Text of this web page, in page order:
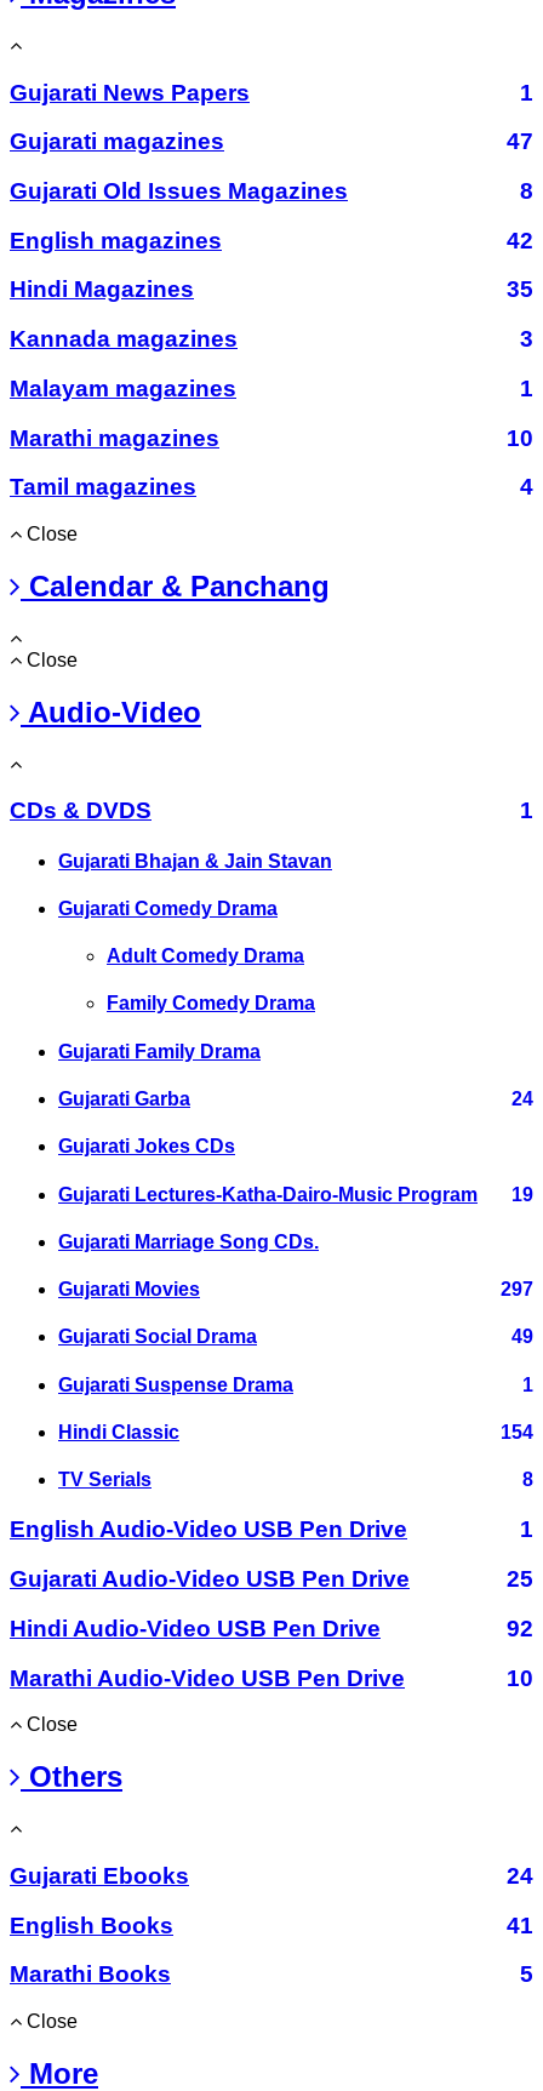
Gujarati News Papers
1
Gujarati magazines
47
Gujarati Old Issues Magazines
8
English magazines
42
Hindi Magazines
35
Kannada magazines
3
Malayam magazines
1
Marathi magazines
10
Tamil magazines
4
Close
Calendar & Panchang
Close
Audio-Video
CDs & DVDS 1
Gujarati Bhajan & Jain Stavan
Gujarati Comedy Drama
Adult Comedy Drama
Family Comedy Drama
Gujarati Family Drama
Gujarati Garba 24
Gujarati Jokes CDs
Gujarati Lectures-Katha-Dairo-Music Program 19
Gujarati Marriage Song CDs.
Gujarati Movies 297
Gujarati Social Drama 49
Gujarati Suspense Drama 1
Hindi Classic 154
TV Serials 8
English Audio-Video USB Pen Drive
1
Gujarati Audio-Video USB Pen Drive
25
Hindi Audio-Video USB Pen Drive
92
Marathi Audio-Video USB Pen Drive
10
Close
Others
Gujarati Ebooks
24
English Books
41
Marathi Books
5
Close
More